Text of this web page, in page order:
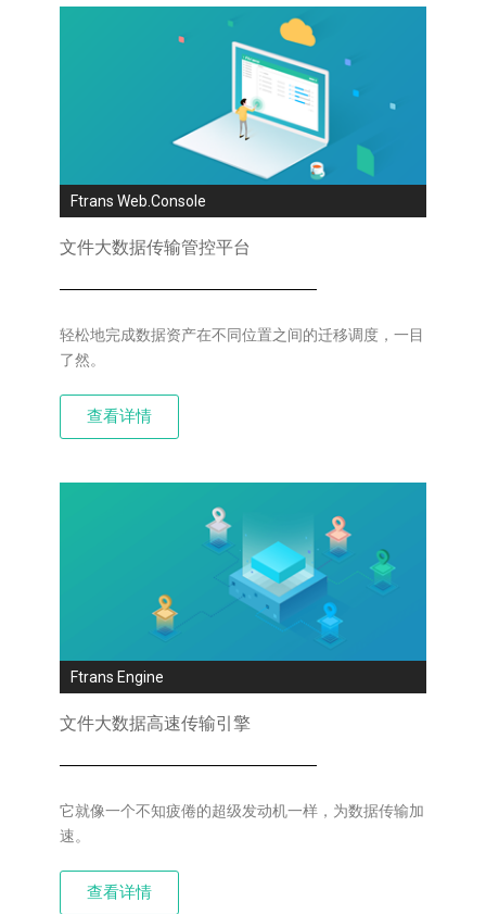
Ftrans Web.Console
文件大数据传输管控平台
轻松地完成数据资产在不同位置之间的迁移调度，一目
了然。
查看详情
Ftrans Engine
文件大数据高速传输引擎
它就像一个不知疲倦的超级发动机一样，为数据传输加
速。
查看详情